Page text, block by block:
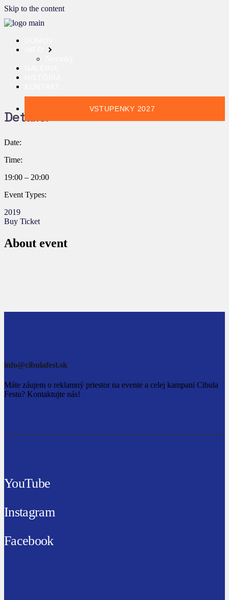
Skip to the content
VSTUPENKY 2027
Details:
Date:
Time:
19:00 – 20:00
Event Types:
2019
Buy Ticket
About event
info@cibulafest.sk
Máte záujem o reklamný priestor na evente a celej kampani Cibula
Festu? Kontaktujte nás!
YouTube
Instagram
Facebook